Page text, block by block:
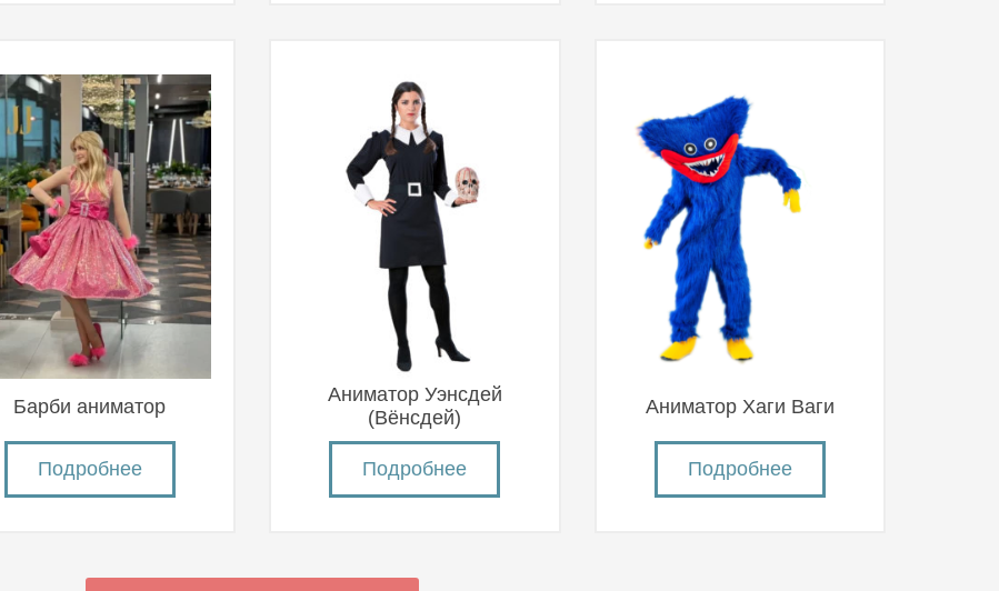
Барби аниматор
Подробнее
Аниматор Уэнсдей
(Вëнсдей)
Подробнее
Аниматор Хаги Ваги
Подробнее